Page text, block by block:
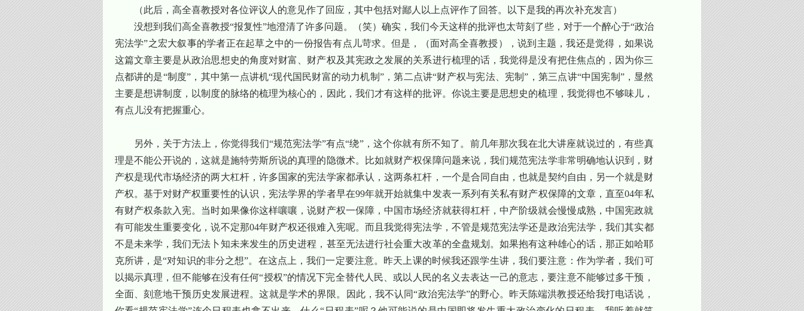
（此后，高全喜教授对各位评议人的意见作了回应，其中包括对鄙人以上点评作了回答。以下是我的再次补充发言）
没想到我们高全喜教授“报复性”地澄清了许多问题。（笑）确实，我们今天这样的批评也太苛刻了些，对于一个醉心于“政治
宪法学”之宏大叙事的学者正在起草之中的一份报告有点儿苛求。但是，（面对高全喜教授），说到主题，我还是觉得，如果说
这篇文章主要是从政治思想史的角度对财富、财产权及其宪政之发展的关系进行梳理的话，我觉得是没有把住焦点的，因为你三
点都讲的是“制度”，其中第一点讲机“现代国民财富的动力机制”，第二点讲“财产权与宪法、宪制”，第三点讲“中国宪制”，显然
主要是想讲制度，以制度的脉络的梳理为核心的，因此，我们才有这样的批评。你说主要是思想史的梳理，我觉得也不够味儿，
有点儿没有把握重心。
另外，关于方法上，你觉得我们“规范宪法学”有点“绕”，这个你就有所不知了。前几年那次我在北大讲座就说过的，有些真
理是不能公开说的，这就是施特劳斯所说的真理的隐微术。比如就财产权保障问题来说，我们规范宪法学非常明确地认识到，财
产权是现代市场经济的两大杠杆，许多国家的宪法学家都承认，这两条杠杆，一个是合同自由，也就是契约自由，另一个就是财
产权。基于对财产权重要性的认识，宪法学界的学者早在99年就开始就集中发表一系列有关私有财产权保障的文章，直至04年私
有财产权条款入宪。当时如果像你这样嚷嚷，说财产权一保障，中国市场经济就获得杠杆，中产阶级就会慢慢成熟，中国宪政就
有可能发生重要变化，说不定那04年财产权还很难入宪呢。而且我觉得宪法学，不管是规范宪法学还是政治宪法学，我们其实都
不是未来学，我们无法卜知未来发生的历史进程，甚至无法进行社会重大改革的全盘规划。如果抱有这种雄心的话，那正如哈耶
克所讲，是“对知识的非分之想”。在这点上，我们一定要注意。昨天上课的时候我还跟学生讲，我们要注意：作为学者，我们可
以揭示真理，但不能够在没有任何“授权”的情况下完全替代人民、或以人民的名义去表达一己的意志，要注意不能够过多干预，
全面、刻意地干预历史发展进程。这就是学术的界限。因此，我不认同“政治宪法学”的野心。昨天陈端洪教授还给我打电话说，